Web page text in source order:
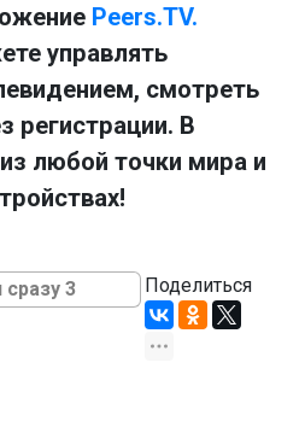
Peers.TV.
управлять
смотреть
регистрации. В
любой точки мира и
сразу 3
Поделиться